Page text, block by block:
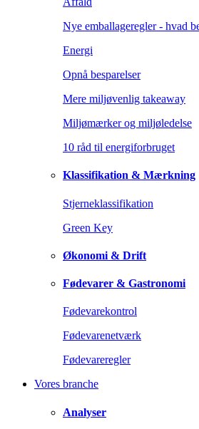
Nye emballageregler - hvad
Energi
Opnå besparelser
Mere miljøvenlig takeaway
Miljømærker og miljøledelse
10 råd til energiforbruget
Klassifikation & Mærkning
Stjerneklassifikation
Green Key
Økonomi & Drift
Fødevarer & Gastronomi
Fødevarekontrol
Fødevarenetværk
Fødevareregler
Vores branche
Analyser